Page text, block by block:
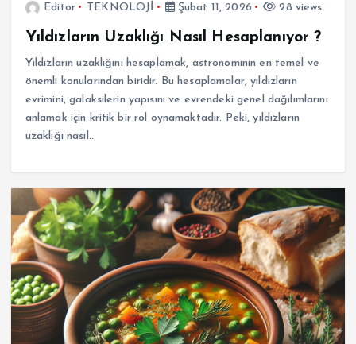
Editor TEKNOLOJİ Şubat 11, 2026 28 views
Yıldızların Uzaklığı Nasıl Hesaplanıyor ?
Yıldızların uzaklığını hesaplamak, astronominin en temel ve
önemli konularından biridir. Bu hesaplamalar, yıldızların
evrimini, galaksilerin yapısını ve evrendeki genel dağılımlarını
anlamak için kritik bir rol oynamaktadır. Peki, yıldızların
uzaklığı nasıl…